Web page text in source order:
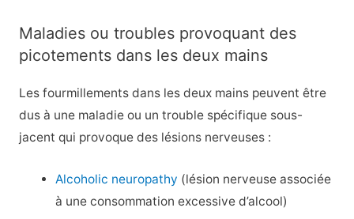
Maladies ou troubles provoquant des
picotements dans les deux mains
Les fourmillements dans les deux mains peuvent être
dus à une maladie ou un trouble spécifique sous-
jacent qui provoque des lésions nerveuses :
Alcoholic neuropathy (lésion nerveuse associée
à une consommation excessive d’alcool)